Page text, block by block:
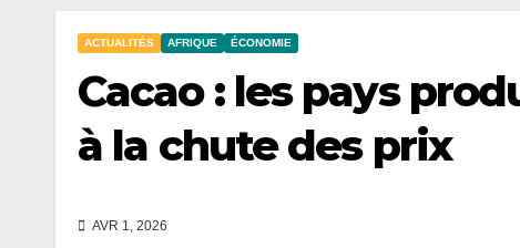
ACTUALITÉS AFRIQUE ÉCONOMIE
Cacao : les pays
à la chute des prix
AVR 1, 2026